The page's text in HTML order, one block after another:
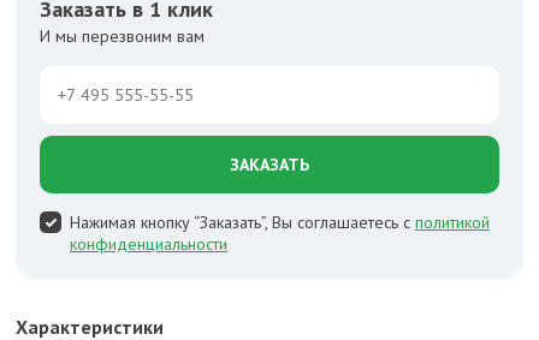
Заказать в 1 клик
И мы перезвоним вам
ЗАКАЗАТЬ
Нажимая кнопку “Заказать”, Вы соглашаетесь с политикой
конфиденциальности
Характеристики